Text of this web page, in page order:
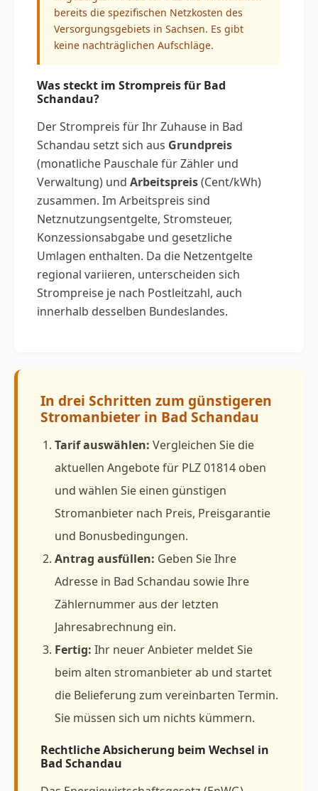
bereits die spezifischen Netzkosten des
Versorgungsgebiets in Sachsen. Es gibt
keine nachträglichen Aufschläge.
Was steckt im Strompreis für Bad
Schandau?
Der Strompreis für Ihr Zuhause in Bad
Schandau setzt sich aus Grundpreis
(monatliche Pauschale für Zähler und
Verwaltung) und Arbeitspreis(Cent/kWh)
zusammen. Im Arbeitspreis sind
Netznutzungsentgelte, Stromsteuer,
Konzessionsabgabe und gesetzliche
Umlagen enthalten. Da die Netzentgelte
regional variieren, unterscheiden sich
Strompreise je nach Postleitzahl, auch
innerhalb desselben Bundeslandes.
In drei Schritten zum günstigeren
Stromanbieter in Bad Schandau
Tarif auswählen: Vergleichen Sie die
aktuellen Angebote für PLZ 01814 oben
und wählen Sie einen günstigen
Stromanbieter nach Preis, Preisgarantie
und Bonusbedingungen.
Antrag ausfüllen: Geben Sie Ihre
Adresse in Bad Schandau sowie Ihre
Zählernummer aus der letzten
Jahresabrechnung ein.
Fertig: Ihr neuer Anbieter meldet Sie
beim alten stromanbieter ab und startet
die Belieferung zum vereinbarten Termin.
Sie müssen sich um nichts kümmern.
Rechtliche Absicherung beim Wechsel in
Bad Schandau